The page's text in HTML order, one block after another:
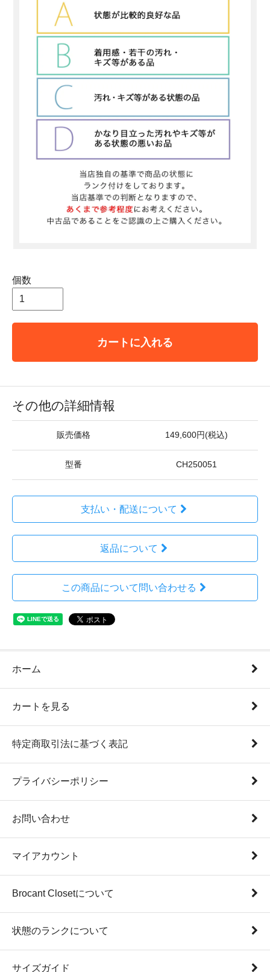
個数
カートに入れる
その他の詳細情報
販売価格 149,600円(税込)
型番 CH250051
支払い・配送について
返品について
この商品について問い合わせる
ホーム
カートを見る
特定商取引法に基づく表記
プライバシーポリシー
お問い合わせ
マイアカウント
Brocant Closetについて
状態のランクについて
サイズガイド